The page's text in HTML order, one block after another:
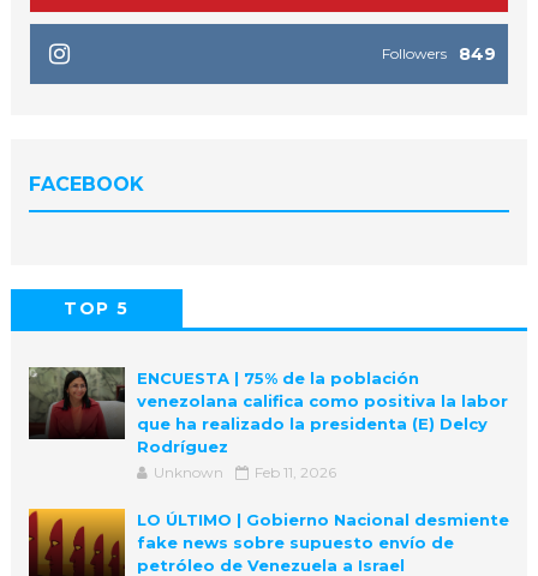
849
Followers
FACEBOOK
TOP 5
ENCUESTA | 75% de la población
venezolana califica como positiva la labor
que ha realizado la presidenta (E) Delcy
Rodríguez
Unknown Feb 11, 2026
LO ÚLTIMO | Gobierno Nacional desmiente
fake news sobre supuesto envío de
petróleo de Venezuela a Israel